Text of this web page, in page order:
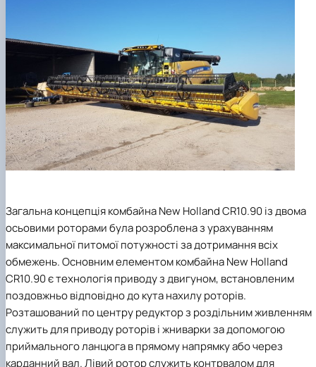
Загальна концепція комбайна New Holland CR10.90 із двома
осьовими роторами була розроблена з урахуванням
максимальної питомої потужності за дотримання всіх
обмежень. Основним елементом комбайна New Holland
CR10.90 є технологія приводу з двигуном, встановленим
поздовжньо відповідно до кута нахилу роторів.
Розташований по центру редуктор з роздільним живленням
служить для приводу роторів і жниварки за допомогою
приймального ланцюга в прямому напрямку або через
карданний вал. Лівий ротор служить контрвалом для